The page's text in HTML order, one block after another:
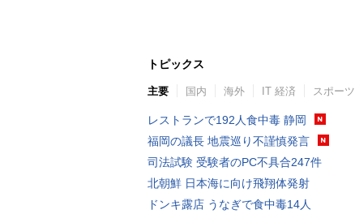
トピックス
主要 国内 海外 IT 経済 スポーツ
レストランで192人食中毒 静岡
福岡の議長 地震巡り不謹慎発言
司法試験 受験者のPC不具合247件
北朝鮮 日本海に向け飛翔体発射
ドンキ露店 うなぎで食中毒14人